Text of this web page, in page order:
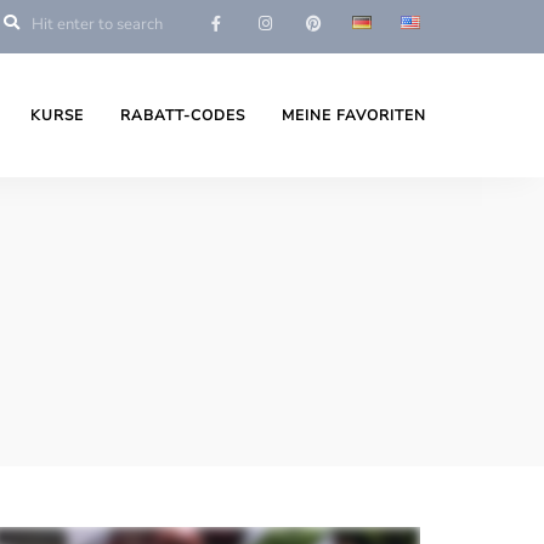
KURSE RABATT-CODES MEINE FAVORITEN